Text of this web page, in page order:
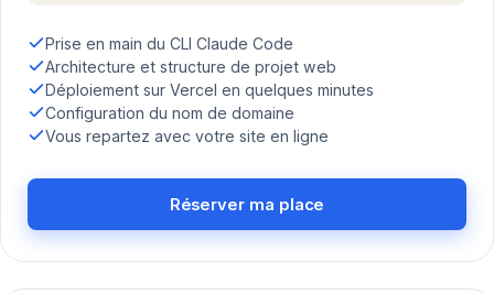
Prise en main du CLI Claude Code
Architecture et structure de projet web
Déploiement sur Vercel en quelques minutes
Configuration du nom de domaine
Vous repartez avec votre site en ligne
Réserver ma place